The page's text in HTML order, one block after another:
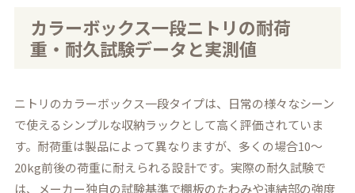
カラーボックス一段ニトリの耐荷
重・耐久試験データと実測値
ニトリのカラーボックス一段タイプは、日常の様々なシーン
で使えるシンプルな収納ラックとして高く評価されていま
す。耐荷重は製品によって異なりますが、多くの場合10～
20kg前後の荷重に耐えられる設計です。実際の耐久試験で
は、メーカー独自の試験基準で棚板のたわみや連結部の強度